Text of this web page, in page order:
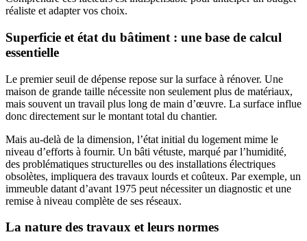
réaliste et adapter vos choix.
Superficie et état du bâtiment : une base de calcul
essentielle
Le premier seuil de dépense repose sur la surface à rénover. Une
maison de grande taille nécessite non seulement plus de matériaux,
mais souvent un travail plus long de main d’œuvre. La surface influe
donc directement sur le montant total du chantier.
Mais au-delà de la dimension, l’état initial du logement mime le
niveau d’efforts à fournir. Un bâti vétuste, marqué par l’humidité,
des problématiques structurelles ou des installations électriques
obsolètes, impliquera des travaux lourds et coûteux. Par exemple, un
immeuble datant d’avant 1975 peut nécessiter un diagnostic et une
remise à niveau complète de ses réseaux.
La nature des travaux et leurs normes